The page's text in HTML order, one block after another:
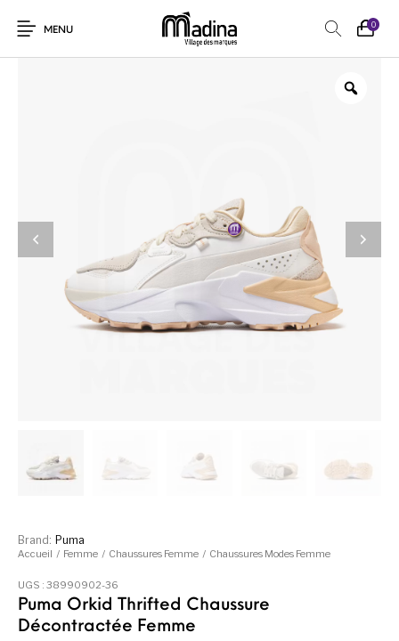
MENU
0
Accueil / Femme / Chaussures Femme / Chaussures Modes Femme
Puma Orkid Thrifted Chaussure
Décontractée Femme
UGS :38990902-36
Brand: Puma